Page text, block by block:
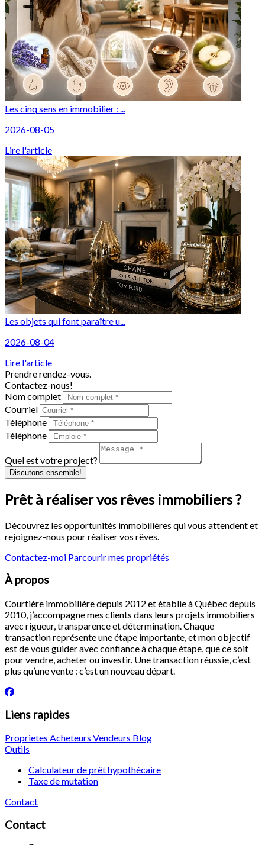
Les cinq sens en immobilier : ...
2026-08-05
Lire l'article
Les objets qui font paraître u...
2026-08-04
Lire l'article
Prendre rendez-vous.
Contactez-nous!
Nom complet
Courriel
Téléphone
Téléphone
Quel est votre project?
Discutons ensemble!
Prêt à réaliser vos rêves immobiliers ?
Découvrez les opportunités immobilières qui vous attendent et
rejoignez-nous pour réaliser vos rêves.
Contactez-moi Parcourir mes propriétés
À propos
Courtière immobilière depuis 2012 et établie à Québec depuis
2010, j’accompagne mes clients dans leurs projets immobiliers
avec rigueur, transparence et détermination. Chaque
transaction représente une étape importante, et mon objectif
est de vous guider avec confiance à chaque étape, que ce soit
pour vendre, acheter ou investir. Une transaction réussie, c’est
plus qu’une vente : c’est un nouveau départ.
Liens rapides
Proprietes Acheteurs Vendeurs Blog
Outils
Calculateur de prêt hypothécaire
Taxe de mutation
Contact
Contact